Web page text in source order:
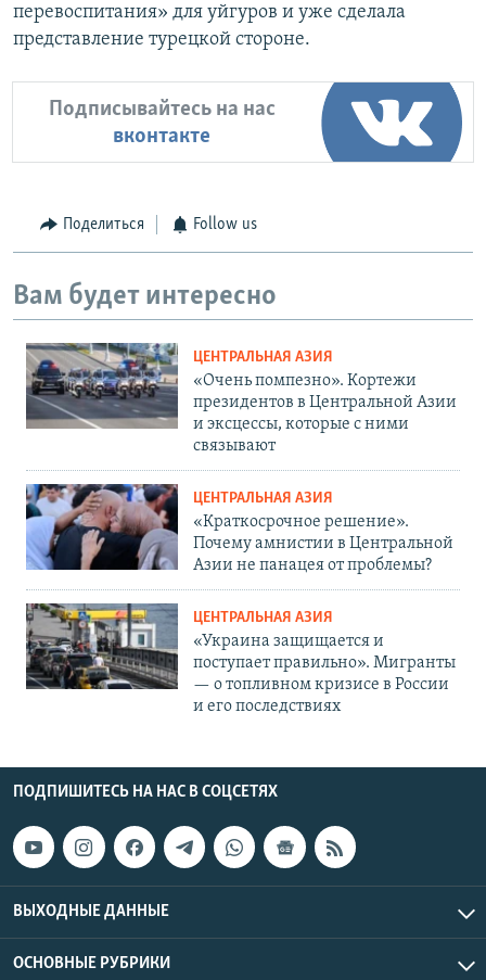
перевоспитания» для уйгуров и уже сделала
представление турецкой стороне.
Подписывайтесь на нас
вконтакте
Поделиться Follow us
Вам будет интересно
ЦЕНТРАЛЬНАЯ АЗИЯ
«Очень помпезно». Кортежи
президентов в Центральной Азии
и эксцессы, которые с ними
связывают
ЦЕНТРАЛЬНАЯ АЗИЯ
«Краткосрочное решение».
Почему амнистии в Центральной
Азии не панацея от проблемы?
ЦЕНТРАЛЬНАЯ АЗИЯ
«Украина защищается и
поступает правильно». Мигранты
— о топливном кризисе в России
и его последствиях
ПОДПИШИТЕСЬ НА НАС В СОЦСЕТЯХ
ВЫХОДНЫЕ ДАННЫЕ
ОСНОВНЫЕ РУБРИКИ